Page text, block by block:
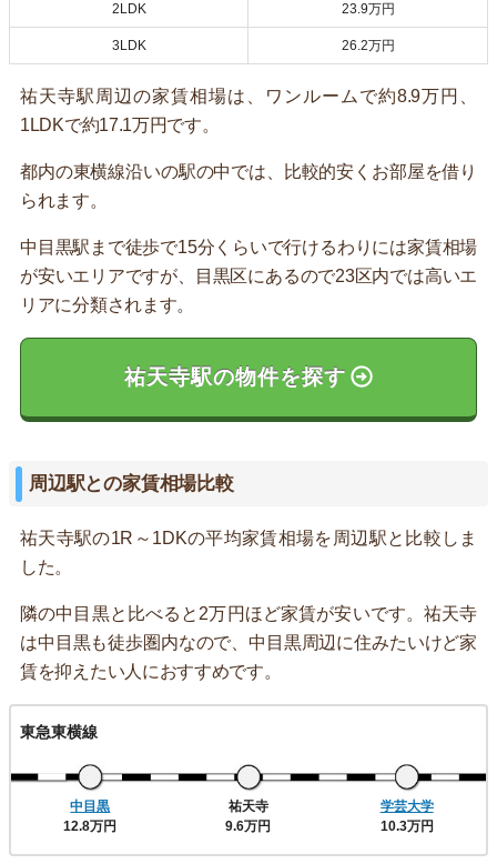
2LDK 23.9万円
3LDK 26.2万円
祐天寺駅周辺の家賃相場は、ワンルームで約8.9万円、
1LDKで約17.1万円です。
都内の東横線沿いの駅の中では、比較的安くお部屋を借り
られます。
中目黒駅まで徒歩で15分くらいで行けるわりには家賃相場
が安いエリアですが、目黒区にあるので23区内では高いエ
リアに分類されます。
祐天寺駅の物件を探す
周辺駅との家賃相場比較
祐天寺駅の1R～1DKの平均家賃相場を周辺駅と比較しま
した。
隣の中目黒と比べると2万円ほど家賃が安いです。祐天寺
は中目黒も徒歩圏内なので、中目黒周辺に住みたいけど家
賃を抑えたい人におすすめです。
東急東横線
中目黒
12.8万円
祐天寺
9.6万円
学芸大学
10.3万円